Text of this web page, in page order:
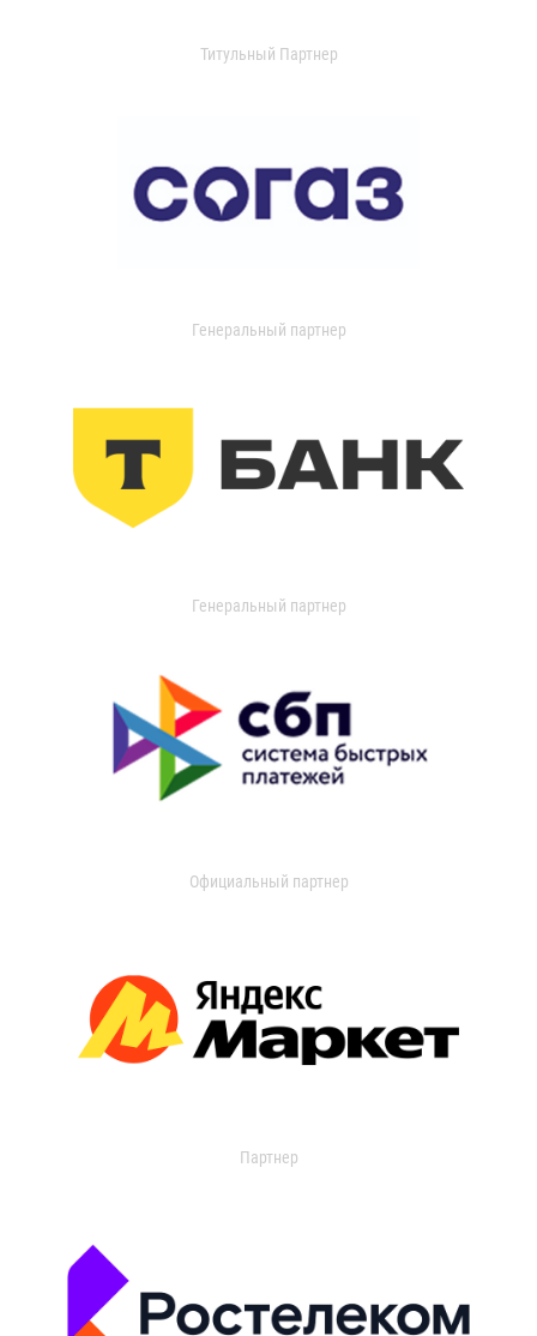
Титульный Партнер
Генеральный партнер
Генеральный партнер
Официальный партнер
Партнер